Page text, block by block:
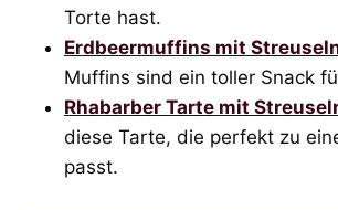
Torte hast.
Erdbeermuffins mit
Muffins sind ein toller Snack
Rhabarber Tarte mit
diese Tarte, die perfekt zu
passt.